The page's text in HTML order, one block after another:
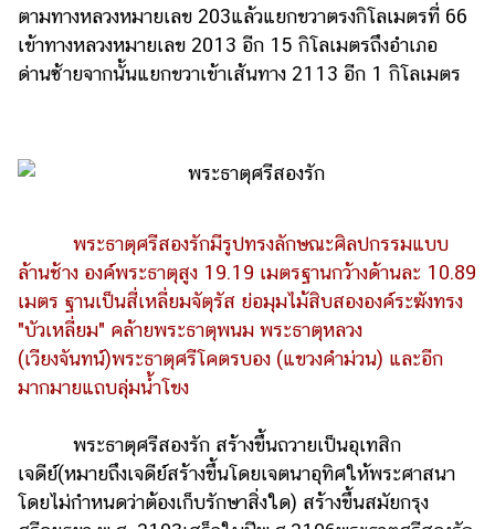
สุขภาพ
ท่อง
ปิ้ง
รถยนต์
บ้าน
และ
มือ
ถือ
ตามทางหลวงหมายเลข 203แล้วแยกขวาตรงกิโลเมตรที่ 66
เข้าทางหลวงหมายเลข 2013 อีก 15 กิโลเมตรถึงอำเภอ
ด่านซ้ายจากนั้นแยกขวาเข้าเส้นทาง 2113 อีก 1 กิโลเมตร
พระธาตุศรีสองรักมีรูปทรงลักษณะศิลปกรรมแบบ
ล้านช้าง องค์พระธาตุสูง 19.19 เมตรฐานกว้างด้านละ 10.89
เมตร ฐานเป็นสี่เหลี่ยมจัตุรัส ย่อมุมไม้สิบสององค์ระฆังทรง
"บัวเหลี่ยม" คล้ายพระธาตุพนม พระธาตุหลวง
(เวียงจันทน์)พระธาตุศรีโคตรบอง (แขวงคำม่วน) และอีก
มากมายแถบลุ่มน้ำโขง
พระธาตุศรีสองรัก สร้างขึ้นถวายเป็นอุเทสิก
เจดีย์(หมายถึงเจดีย์สร้างขึ้นโดยเจตนาอุทิศให้พระศาสนา
โดยไม่กำหนดว่าต้องเก็บรักษาสิ่งใด) สร้างขึ้นสมัยกรุง